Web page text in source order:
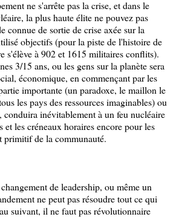
ne s'arrête pas la crise, et dans le
la plus haute élite ne pouvez pas
connue de sortie de crise axée sur la
objectifs (pour la piste de l'histoire de
s'élève à 902 et 1615 militaires conflits).
3/15 ans, ou les gens sur la planète sera
économique, en commençant par les
importante (un paradoxe, le maillon le
les pays des ressources imaginables) ou
conduira inévitablement à un feu nucléaire
les créneaux horaires encore pour les
primitif de la communauté.
de leadership, ou même un
ne peut pas résoudre tout ce qui
suivant, il ne faut pas révolutionnaire